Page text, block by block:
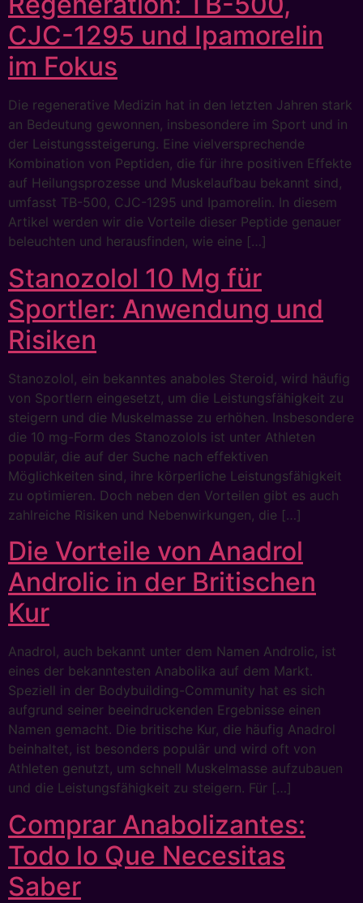
CJC-1295 und Ipamorelin
im Fokus
Die regenerative Medizin hat in den letzten Jahren stark
an Bedeutung gewonnen, insbesondere im Sport und in
der Leistungssteigerung. Eine vielversprechende
Kombination von Peptiden, die für ihre positiven Effekte
auf Heilungsprozesse und Muskelaufbau bekannt sind,
umfasst TB-500, CJC-1295 und Ipamorelin. In diesem
Artikel werden wir die Vorteile dieser Peptide genauer
beleuchten und herausfinden, wie eine […]
Stanozolol 10 Mg für
Sportler: Anwendung und
Risiken
Stanozolol, ein bekanntes anaboles Steroid, wird häufig
von Sportlern eingesetzt, um die Leistungsfähigkeit zu
steigern und die Muskelmasse zu erhöhen. Insbesondere
die 10 mg-Form des Stanozolols ist unter Athleten
populär, die auf der Suche nach effektiven
Möglichkeiten sind, ihre körperliche Leistungsfähigkeit
zu optimieren. Doch neben den Vorteilen gibt es auch
zahlreiche Risiken und Nebenwirkungen, die […]
Die Vorteile von Anadrol
Androlic in der Britischen
Kur
Anadrol, auch bekannt unter dem Namen Androlic, ist
eines der bekanntesten Anabolika auf dem Markt.
Speziell in der Bodybuilding-Community hat es sich
aufgrund seiner beeindruckenden Ergebnisse einen
Namen gemacht. Die britische Kur, die häufig Anadrol
beinhaltet, ist besonders populär und wird oft von
Athleten genutzt, um schnell Muskelmasse aufzubauen
und die Leistungsfähigkeit zu steigern. Für […]
Comprar Anabolizantes:
Todo lo Que Necesitas
Saber